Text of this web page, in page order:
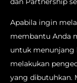
Apabila ingin
membantu Anda
untuk menunjang
melakukan
yang dibutuhkan.